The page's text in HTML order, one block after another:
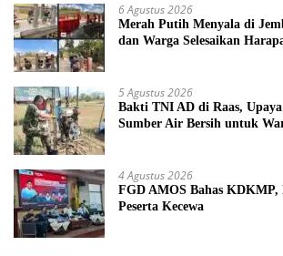
6 Agustus 2026
Merah Putih Menyala di
dan Warga Selesaikan
5 Agustus 2026
Bakti TNI AD di Raas,
Sumber Air Bersih untuk
4 Agustus 2026
FGD AMOS Bahas
Peserta Kecewa